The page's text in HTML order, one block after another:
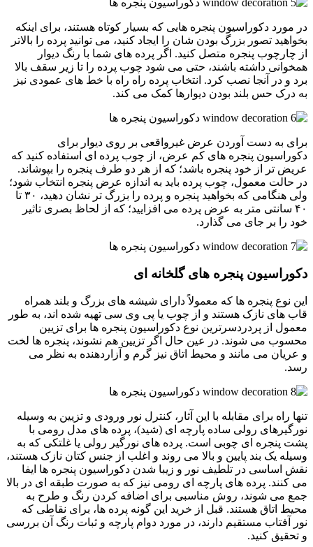
در مورد دکوراسیون پنجره هایی که بسیار کوتاه هستند، برای اینکه
بخواهید تصور بزرگ بودن شان را ایجاد کنید، می توانید پرده را بالاتر
از چارچوب پنجره متصل کنید. اگر پرده های شما با رنگ دیوار
همخوانی داشته باشند، حتی می شود چوب پرده را تا زیر سقف بالا
برد و در آنجا نصب کرد. انتخاب پرده راه راه با خط های عمودی نیز
به درک حس بلند بودن دیوارها کمک می کند.
برای به دست آوردن عرض غیرواقعی بر روی دیوار برای
دکوراسیون پنجره های کم عرض، از چوب پرده ای استفاده کنید که
عریض تر از خود پنجره باشد؛ که از هر دو طرف پنجره را بپوشاند.
در حالت معمول، چوب پرده باید به اندازه عرض پنجره انتخاب شود؛
ولی هنگامی که بخواهید پنجره و پرده را بزرگ تر نشان دهید، ۳۰ تا
۴۰ سانتی متر به عرض پرده می افزایید؛ که از لحاظ بصری تاثیر
خود را بر جای می گذارد.
دکوراسیون پنجره های گلخانه ای
این نوع پنجره ها که معمولاً دارای شیشه های بزرگ و بلند همراه
قاب های نازک هستند و از چوب یا پی وی سی تهیه شده اند، به طور
معمول از پردردسرترین نوع دکوراسیون پنجره ها برای تزیین
محسوب می شوند. در عین حال اگر تزیین هم نشوند، پنجره ها لخت
و عریان می مانند و محیط اتاق نیز گرم و آزاردهنده به نظر می
رسد.
تنها راه برای مقابله با این آثار، کنترل نور ورودی و تزیین به وسیله
نورگیرهای رولی ساده پارچه ای (شید)، پرده های مدل رومی با
پشت پنجره ای چوبی است. پرده های نورگیر رولی یا غلتکی که به
وسیله یک بند پایین و بالا می روند و اغلب از جنس کتان نازک هستند،
نقش اساسی در تلطیف نور و زیبا شدن دکوراسیون پنجره ها ایفا
می کنند. پرده های پارچه ای رومی نیز که به صورت طبقه ای در بالا
جمع می شوند، روش مناسبی برای اضافه کردن رنگ و طرح به
محیط اتاق هستند. قبل از خرید این گونه پرده ها، برای نقاطی که
نور آفتاب مستقیم دارند، در مورد دوام پارچه و ثبات رنگ آن بررسی
و تحقیق کنید.